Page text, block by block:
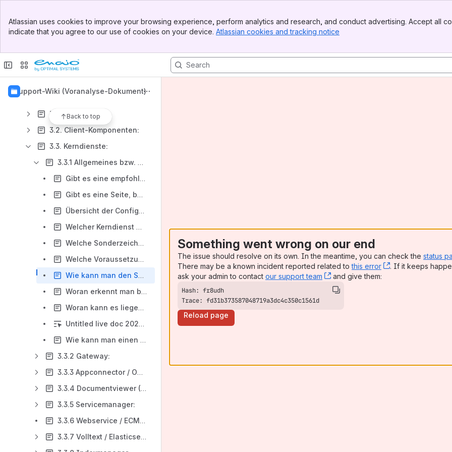
Top Bar
Sidebar
Atlassian uses cookies to improve your browsing experience, perform analytics and research, and conduct advertising. Accept all
indicate that you agree to our use of cookies on your device. Atlassian cookies and tracking notice
Support-Wiki (Voranalyse-Dokument)
Back to top
Content
1. Kurzübersicht / Checkliste
3. Bekannte Probleme bzw. häufig gestellte Fragen
3.1. Server:
3.2. Client-Komponenten:
3.3. Kerndienste:
3.3.1 Allgemeines bzw. alle betreffend:
Gibt es eine empfohlene Startreihenfolge der Dienste?
Gibt es eine Seite, bei der alle URLs zu finden sind (Servicemanager, Documentviewer, ElasticSearch ...) - URL.HTML?
Übersicht der Config-Dateien der Kerndienste
Welcher Kerndienst macht was?
Welche Sonderzeichen darf das Passwort des technischen Benutzers haben?
Welche Voraussetzungen müssen gegeben sein, damit die Kerndienste funktionieren?
Wie kann man den Speicher eines Services/Kerndienste erhöhen?
Woran erkennt man bei den Kerndiensten die installiere Version bzw. den Versionsfixstand ?
Woran kann es liegen, dass ein Service mehr als 1x geladen wird - z. Bsp. dmsservice
Untitled live doc 2026-02-20
Wie kann man einen Java-Dump einrichten?
3.3.2 Gateway:
3.3.3 Appconnector / OSREST:
3.3.4 Documentviewer (DV):
3.3.5 Servicemanager:
3.3.6 Webservice / ECMWS / OSWS:
3.3.7 Volltext / Elasticsearch / Intrafind:
Something went wrong on our end
The issue should resolve on its own. In the meantime, you can check the status
There may be a known incident reported related tothis error , (opens new
. If it keeps
ask your admin to contact our support team , (opens new window)
and give them:
Trace: fd31b373587048719a3dc4c350c1561d
Reload page